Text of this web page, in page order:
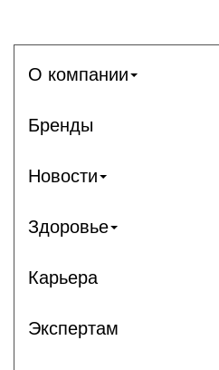
О компании
Бренды
Новости
Здоровье
Карьера
Экспертам